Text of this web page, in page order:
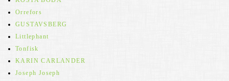
Orrefors
GUSTAVSBERG
Littlephant
Tonfisk
KARIN CARLANDER
Joseph Joseph